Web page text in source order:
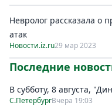
Невролог рассказала о
атак
Новости.iz.ru29 мар 2023
Последние
В субботу, 8 августа,
С.ПетербургВчера 19:03